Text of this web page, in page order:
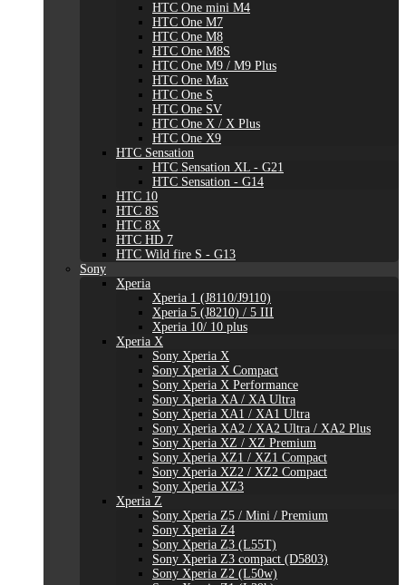
HTC One mini M4
HTC One M7
HTC One M8
HTC One M8S
HTC One M9 / M9 Plus
HTC One Max
HTC One S
HTC One SV
HTC One X / X Plus
HTC One X9
HTC Sensation
HTC Sensation XL - G21
HTC Sensation - G14
HTC 10
HTC 8S
HTC 8X
HTC HD 7
HTC Wild fire S - G13
Sony
Xperia
Xperia 1 (J8110/J9110)
Xperia 5 (J8210) / 5 III
Xperia 10/ 10 plus
Xperia X
Sony Xperia X
Sony Xperia X Compact
Sony Xperia X Performance
Sony Xperia XA / XA Ultra
Sony Xperia XA1 / XA1 Ultra
Sony Xperia XA2 / XA2 Ultra / XA2 Plus
Sony Xperia XZ / XZ Premium
Sony Xperia XZ1 / XZ1 Compact
Sony Xperia XZ2 / XZ2 Compact
Sony Xperia XZ3
Xperia Z
Sony Xperia Z5 / Mini / Premium
Sony Xperia Z4
Sony Xperia Z3 (L55T)
Sony Xperia Z3 compact (D5803)
Sony Xperia Z2 (L50w)